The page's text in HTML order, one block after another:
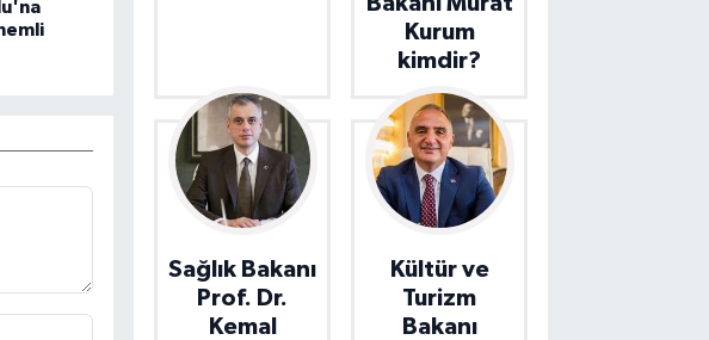
Kurum
kimdir?
Sağlık Bakanı
Prof. Dr.
Kemal
Kültür ve
Turizm
Bakanı